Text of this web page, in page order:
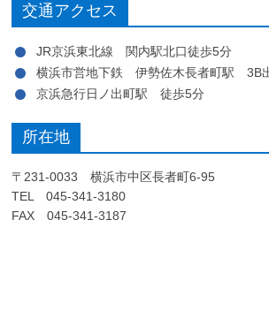
交通アクセス
JR京浜東北線 関内駅北口徒歩5分
横浜市営地下鉄 伊勢佐木長者町駅 3B
京浜急行日ノ出町駅 徒歩5分
所在地
〒231-0033 横浜市中区長者町6-95
TEL 045-341-3180
FAX 045-341-3187